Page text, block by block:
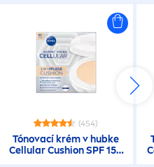
(454)
Tónovací krém v hubke
CellularCushion SPF 15 -